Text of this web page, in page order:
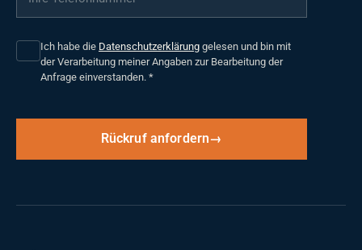
Ich habe die Datenschutzerklärung gelesen und bin mit
der Verarbeitung meiner Angaben zur Bearbeitung der
Anfrage einverstanden. *
Rückruf anfordern